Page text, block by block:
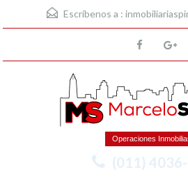
Escríbenos a :
Operaciones
(011)